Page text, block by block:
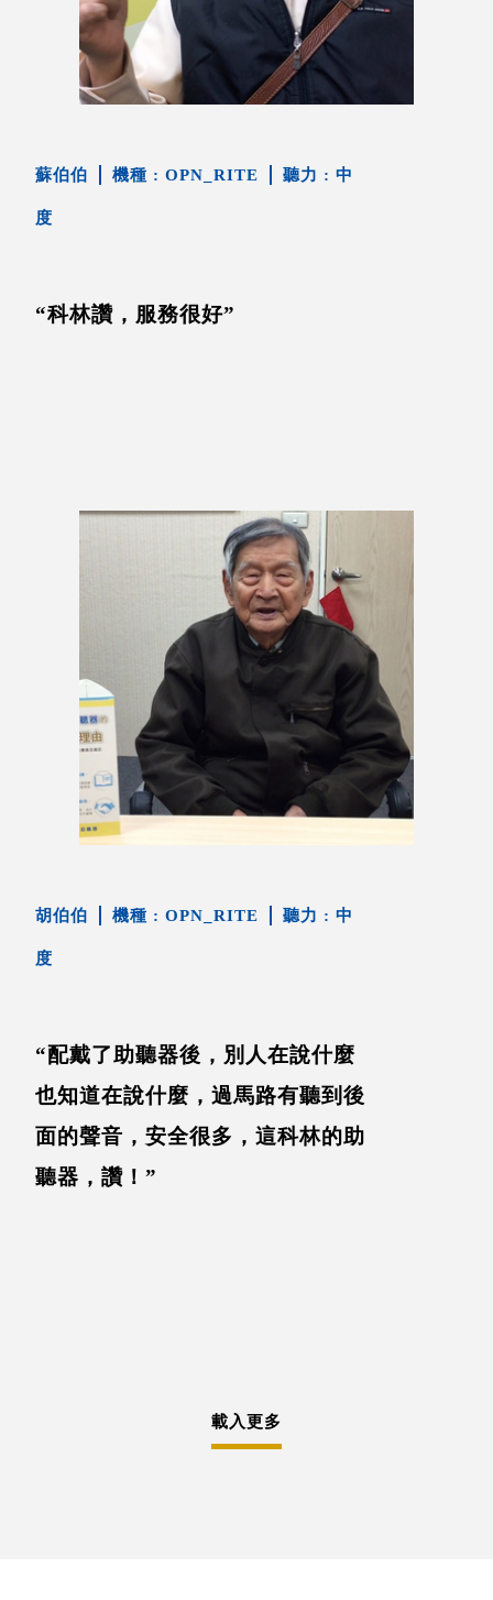
蘇伯伯 OPN_RITE 中
度
“科林讚，服務很好”
胡伯伯 OPN_RITE 中
度
“配戴了助聽器後，別人在說什麼
也知道在說什麼，過馬路有聽到後
面的聲音，安全很多，這科林的助
聽器，讚！”
載入更多